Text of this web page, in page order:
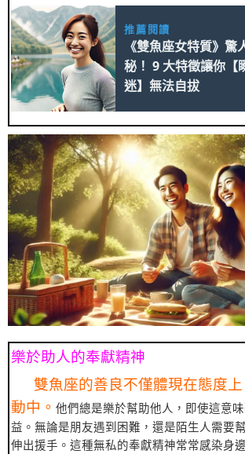
推薦閱讀
《雙魚座女特質》驚
秘！ 9 大特徵讓你【
迷】無法自拔
樂於助人的奉獻精神
雙魚座的善良不僅體現在態度
動中。 他們總是樂於幫助他人，即使這意
益。無論是朋友遇到困難，還是陌生人需要
伸出援手。這種無私的奉獻精神常常感染身